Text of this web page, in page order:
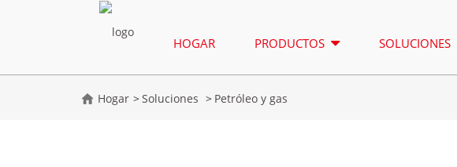
HOGAR PRODUCTOS SOLUCIONES
Hogar Soluciones Petróleo y gas